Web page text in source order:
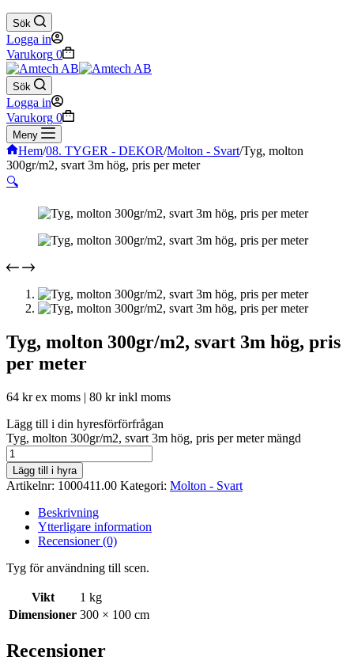
Sök
Logga in
Varukorg 0
Sök
Logga in
Varukorg 0
Meny
Hem/08. TYGER - DEKOR/Molton - Svart/Tyg, molton
300gr/m2, svart 3m hög, pris per meter
🔍
Tyg, molton 300gr/m2, svart 3m hög, pris
per meter
64 krex moms | 80 krinkl moms
Lägg till i din hyresförförfrågan
Tyg, molton 300gr/m2, svart 3m hög, pris per meter mängd
Lägg till i hyra
Artikelnr: 1000411.00 Kategori: Molton - Svart
Beskrivning
Ytterligare information
Recensioner (0)
Tyg för användning till scen.
Vikt
1 kg
Dimensioner 300 × 100 cm
Recensioner